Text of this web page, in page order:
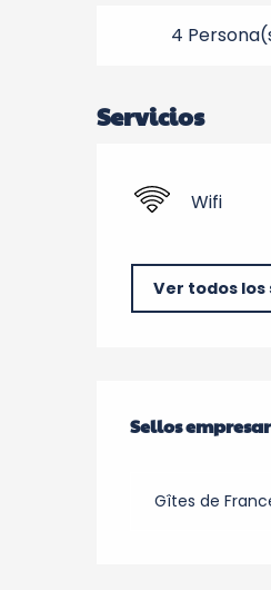
4
Servicios
Wifi
Ver todos los
Oferta
Sellos
Sellos
Gîtes de